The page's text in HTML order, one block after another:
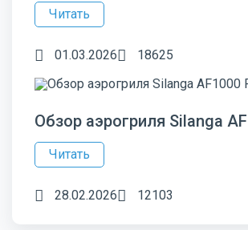
Читать
01.03.2026 18625
Обзор аэрогриля Silanga
Читать
28.02.2026 12103